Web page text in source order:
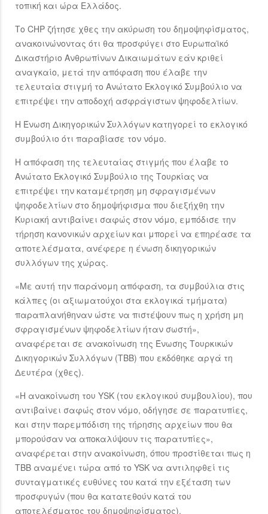
τοπική και ώρα Ελλάδος.
Το CHP ζήτησε χθες την ακύρωση του δημοψηφίσματος,
ανακοινώνοντας ότι θα προσφύγει στο Ευρωπαϊκό
Δικαστήριο Ανθρωπίνων Δικαιωμάτων εάν κριθεί
αναγκαίο, μετά την απόφαση που έλαβε την
τελευταία στιγμή το Ανώτατο Εκλογικό Συμβούλιο να
επιτρέψει την αποδοχή ασφράγιστων ψηφοδελτίων.
Η Ένωση Δικηγορικών Συλλόγων κατηγορεί το εκλογικό
συμβούλιο ότι παραβίασε τον νόμο.
Η απόφαση της τελευταίας στιγμής που έλαβε το
Ανώτατο Εκλογικό Συμβούλιο της Τουρκίας να
επιτρέψει την καταμέτρηση μη σφραγισμένων
ψηφοδελτίων στο δημοψήφισμα που διεξήχθη την
Κυριακή αντιβαίνει σαφώς στον νόμο, εμπόδισε την
τήρηση κανονικών αρχείων και μπορεί να επηρέασε τα
αποτελέσματα, ανέφερε η ένωση δικηγορικών
συλλόγων της χώρας.
«Με αυτή την παράνομη απόφαση, τα συμβούλια στις
κάλπες (οι αξιωματούχοι στα εκλογικά τμήματα)
παραπλανήθηναν ώστε να πιστέψουν πως η χρήση μη
σφραγισμένων ψηφοδελτίων ήταν σωστή»,
αναφέρεται σε ανακοίνωση της Ένωσης Τουρκικών
Δικηγορικών Συλλόγων (TBB) που εκδόθηκε αργά τη
Δευτέρα (χθες).
«Η ανακοίνωση του ΥSK (του εκλογικού συμβουλίου), που
αντιβαίνει σαφώς στον νόμο, οδήγησε σε παρατυπίες,
και στην παρεμπόδιση της τήρησης αρχείων που θα
μπορούσαν να αποκαλύψουν τις παρατυπίες»,
αναφέρεται στην ανακοίνωση, όπου προστίθεται πως η
TBB αναμένει τώρα από το YSK να αντιληφθεί τις
συνταγματικές ευθύνες του κατά την εξέταση των
προσφυγών (που θα κατατεθούν κατά του
αποτελέσματος του δημοψηφίσματος).